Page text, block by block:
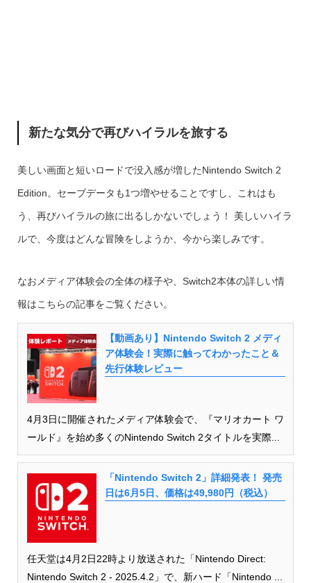
新たな気分で再びハイラルを旅する
美しい画面と短いロードで没入感が増したNintendo Switch 2
Edition。セーブデータも1つ増やせることですし、これはも
う、再びハイラルの旅に出るしかないでしょう！ 美しいハイラ
ルで、今度はどんな冒険をしようか、今から楽しみです。
なおメディア体験会の全体の様子や、Switch2本体の詳しい情
報はこちらの記事をご覧ください。
【動画あり】Nintendo Switch 2 メディ
ア体験会！実際に触ってわかったこと＆
先行体験レビュー
4月3日に開催されたメディア体験会で、『マリオカート ワ
ールド』を始め多くのNintendo Switch 2タイトルを実際...
「Nintendo Switch 2」詳細発表！ 発売
日は6月5日、価格は49,980円（税込）
任天堂は4月2日22時より放送された「Nintendo Direct:
Nintendo Switch 2 - 2025.4.2」で、新ハード「Nintendo ...